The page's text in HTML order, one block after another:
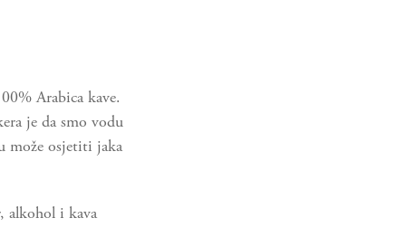
Arabica kave.
je da smo vodu
može osjetiti jaka
alkohol i kava